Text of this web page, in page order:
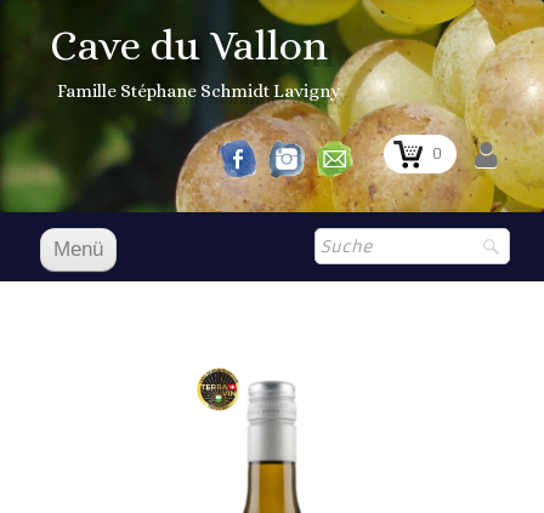
Cave du Vallon
Famille Stéphane Schmidt Lavigny
0
Menü
▼
Cocagne 1er Grand Cru